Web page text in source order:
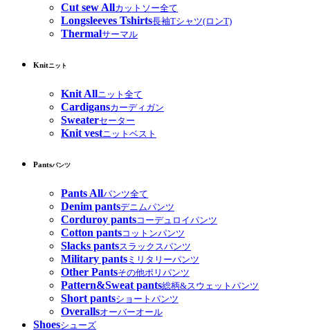
Cut sew Allカットソー全て
Longsleeves Tshirts長袖Tシャツ(ロンT)
Thermalサーマル
Knitニット
Knit Allニット全て
Cardigansカーディガン
Sweaterセーター
Knit vestニットベスト
Pantsパンツ
Pants Allパンツ全て
Denim pantsデニムパンツ
Corduroy pantsコーデュロイパンツ
Cotton pantsコットンパンツ
Slacks pantsスラックスパンツ
Military pants ミリタリーパンツ
Other Pantsその他ポリパンツ
Pattern&Sweat pants総柄&スウェットパンツ
Short pantsショートパンツ
Overallsオーバーオール
Shoesシューズ